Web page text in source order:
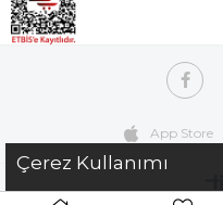
App Store
Çerez Kullanımı